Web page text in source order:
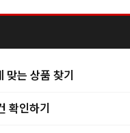
는 상품 찾기
확인하기